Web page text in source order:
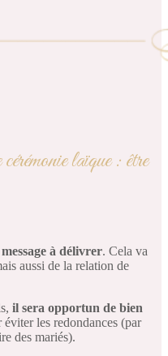
laïque : être
à délivrer. Cela va
aussi de la relation de
il sera opportun de bien
éviter les redondances (par
des mariés).